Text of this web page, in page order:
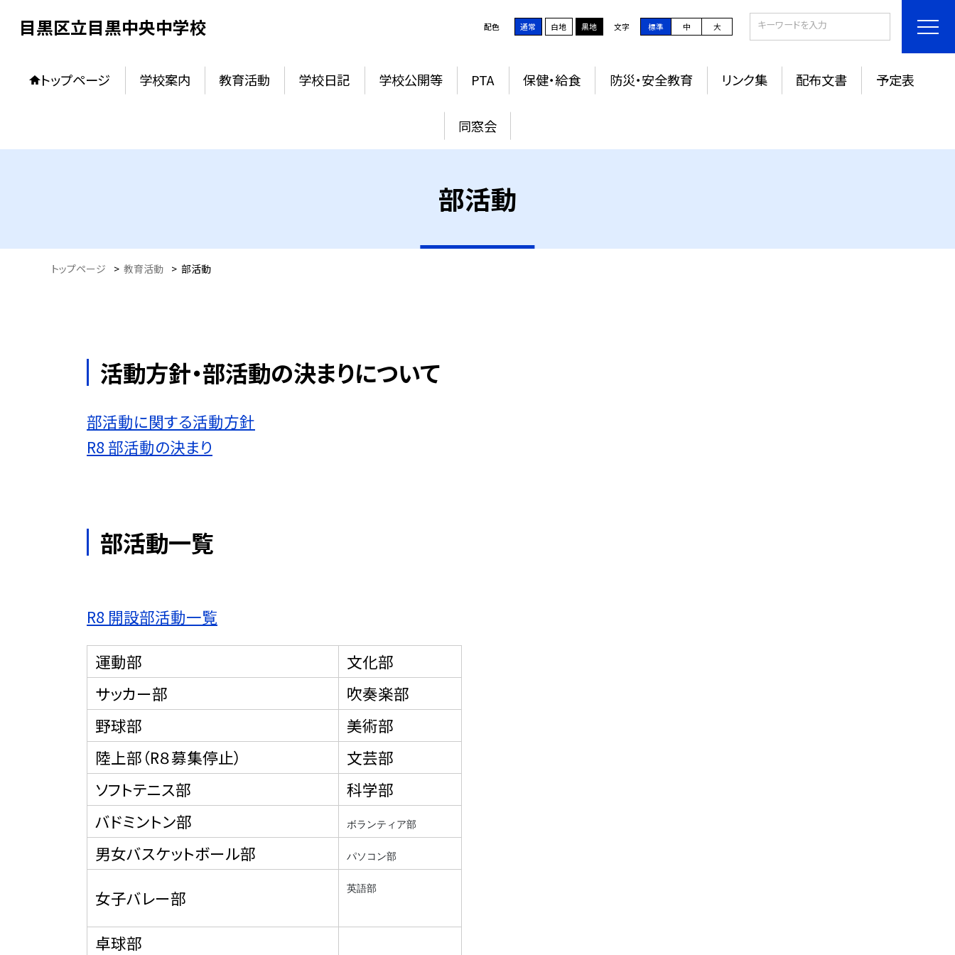
目黒区立目黒中央中学校 配色 通常 白地 黒地 文字 標準 中 大
トップページ 学校案内 教育活動 学校日記 学校公開等 PTA 保健・給食 防災・安全教育 リンク集 配布文書 予定表
同窓会
部活動
トップページ > 教育活動 > 部活動
活動方針・部活動の決まりについて
部活動に関する活動方針
R8 部活動の決まり
部活動一覧
R8 開設部活動一覧
運動部
文化部
サッカー部
吹奏楽部
野球部
美術部
陸上部（R８募集停止）
文芸部
ソフトテニス部
科学部
バドミントン部
ボランティア部
男女バスケットボール部 パソコン部
女子バレー部 英語部
卓球部